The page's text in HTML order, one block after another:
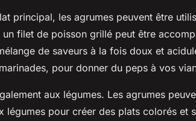
principal, les agrumes peuvent être
un filet de poisson grillé peut être
de saveurs à la fois doux et
pour donner du peps à vos
aux légumes. Les agrumes
légumes pour créer des plats colorés et